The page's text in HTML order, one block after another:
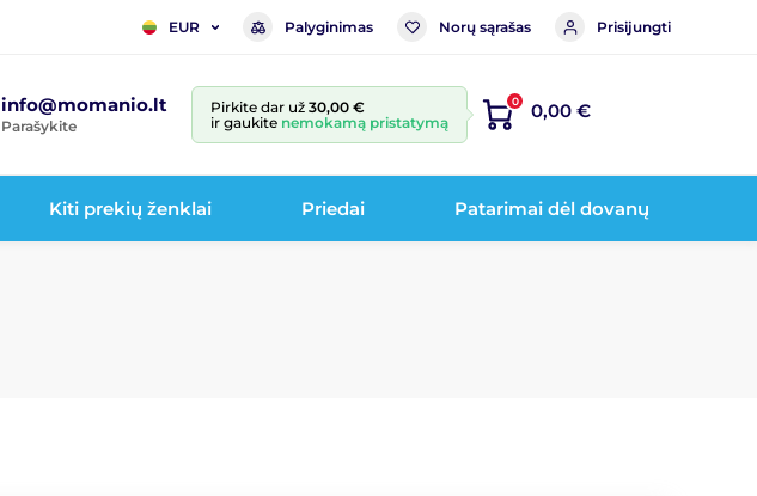
EUR Palyginimas Norų sąrašas Prisijungti
info@momanio.lt
Parašykite
Pirkite dar už 30,00 €
ir gaukite nemokamą pristatymą
0 0,00 €
Kiti prekių ženklai Priedai Patarimai dėl dovanų